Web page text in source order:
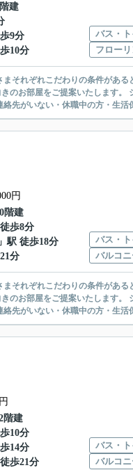
建
9分
10分
バス・ト
フロー
シングル物件からファミリー物件まで、他には
す。 保証人がいない・緊急連絡先がいない・休職中
円
階建
歩8分
」駅 徒歩18分
分
バス・ト
バルコ
シングル物件からファミリー物件まで、他には
す。 保証人がいない・緊急連絡先がいない・休職中
階建
10分
14分
歩21分
バス・ト
バルコ